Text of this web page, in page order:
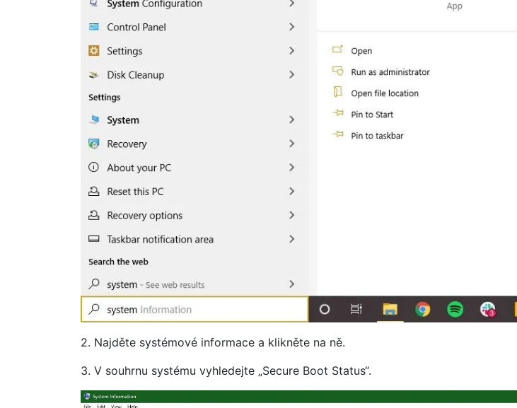
2. Najděte systémové informace a klikněte na ně.
3. V souhrnu systému vyhledejte „Secure Boot Status“.